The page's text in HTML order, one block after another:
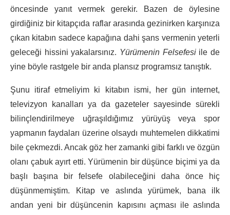
öncesinde yanıt vermek gerekir. Bazen de öylesine
girdiğiniz bir kitapçıda raflar arasında gezinirken karşınıza
çıkan kitabın sadece kapağına dahi şans vermenin yeterli
geleceği hissini yakalarsınız. Yürümenin Felsefesiile de
yine böyle rastgele bir anda plansız programsız tanıştık.
Şunu itiraf etmeliyim ki kitabın ismi, her gün internet,
televizyon kanalları ya da gazeteler sayesinde sürekli
bilinçlendirilmeye uğraşıldığımız yürüyüş veya spor
yapmanın faydaları üzerine olsaydı muhtemelen dikkatimi
bile çekmezdi. Ancak göz her zamanki gibi farklı ve özgün
olanı çabuk ayırt etti. Yürümenin bir düşünce biçimi ya da
başlı başına bir felsefe olabileceğini daha önce hiç
düşünmemiştim. Kitap ve aslında yürümek, bana ilk
andan yeni bir düşüncenin kapısını açması ile aslında